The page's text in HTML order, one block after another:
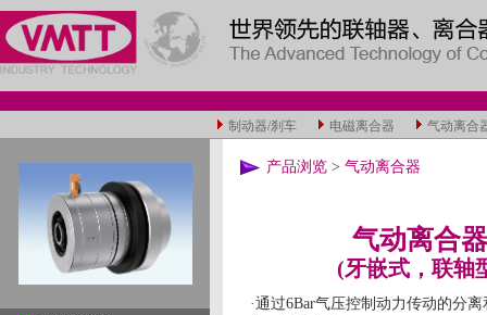
制动器/刹车 电磁离合器 气动离合
产品浏览 > 气动离合器
气动离合器
(牙嵌式，联轴
·通过6Bar气压控制动力传动的分